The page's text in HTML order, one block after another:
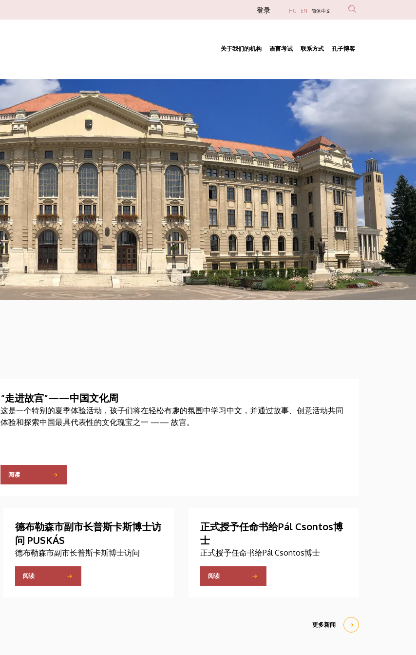
Felső
Anonim
menüje
登录 HU EN 简体中文
关于我们的机构 语言考试 联系方式 孔子博客
“走进故宫”——中国文化周
这是一个特别的夏季体验活动，孩子们将在轻松有趣的氛围中学习中文，并通过故事、创意活动共同
体验和探索中国最具代表性的文化瑰宝之一 —— 故宫。
阅读
德布勒森市副市长普斯卡斯博士访
问 PUSKÁS
德布勒森市副市长普斯卡斯博士访问
阅读
正式授予任命书给Pál Csontos博
士
正式授予任命书给Pál Csontos博士
阅读
更多新闻